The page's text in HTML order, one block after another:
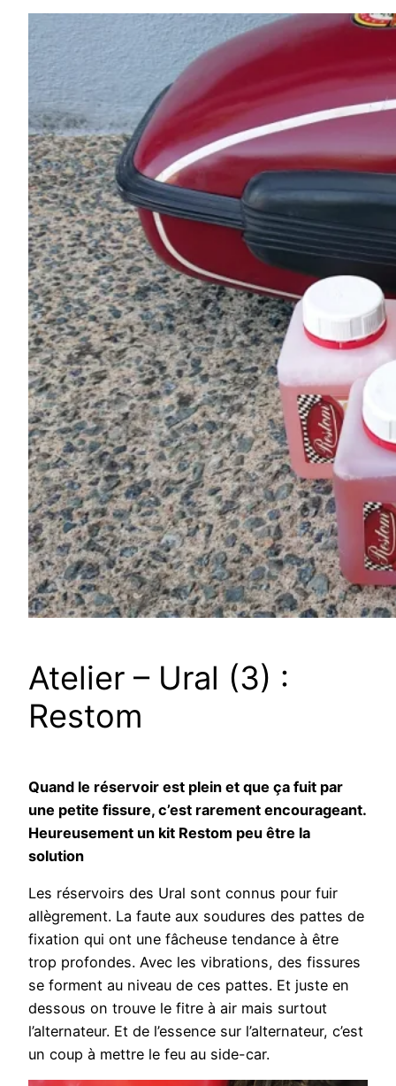
Atelier – Ural (3) :
Restom
Quand le réservoir est plein et que ça fuit par
une petite fissure, c’est rarement encourageant.
Heureusement un kit Restom peu être la
solution
Les réservoirs des Ural sont connus pour fuir
allègrement. La faute aux soudures des pattes de
fixation qui ont une fâcheuse tendance à être
trop profondes. Avec les vibrations, des fissures
se forment au niveau de ces pattes. Et juste en
dessous on trouve le fitre à air mais surtout
l’alternateur. Et de l’essence sur l’alternateur, c’est
un coup à mettre le feu au side-car.